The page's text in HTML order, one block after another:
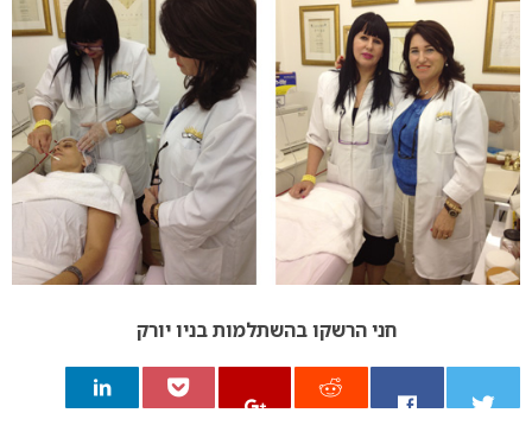
חני הרשקו בהשתלמות בניו יורק